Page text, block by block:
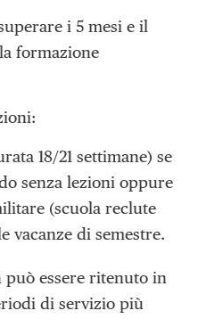
i 5 mesi e il
formazione
18/21 settimane) se
senza lezioni oppure
(scuola reclute
vacanze di semestre.
essere ritenuto in
di servizio più